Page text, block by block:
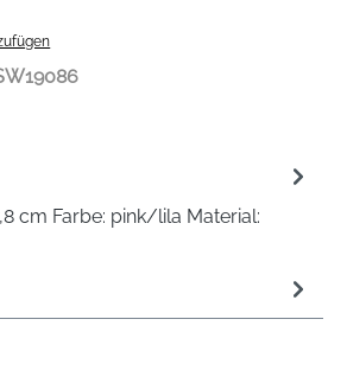
cm Farbe: pink/lila Material: